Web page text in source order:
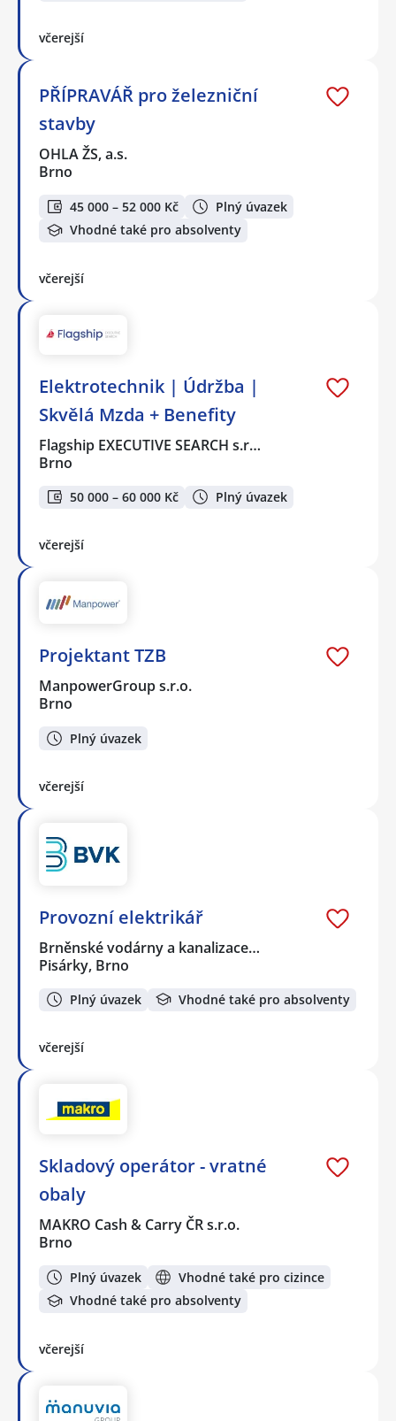
včerejší
PŘÍPRAVÁŘ pro železniční
stavby
OHLA ŽS, a.s.
Brno
45 000 – 52 000 Kč
Plný úvazek
Vhodné také pro absolventy
včerejší
Elektrotechnik | Údržba |
Skvělá Mzda + Benefity
Flagship EXECUTIVE SEARCH s.r…
Brno
50 000 – 60 000 Kč Plný úvazek
včerejší
Projektant TZB
ManpowerGroup s.r.o.
Brno
Plný úvazek
včerejší
Provozní elektrikář
Brněnské vodárny a kanalizace…
Pisárky, Brno
Plný úvazek Vhodné také pro absolventy
včerejší
Skladový operátor - vratné
obaly
MAKRO Cash & Carry ČR s.r.o.
Brno
Plný úvazek
Vhodné také pro cizince
Vhodné také pro absolventy
včerejší